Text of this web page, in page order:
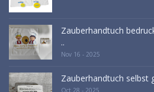
Zauberhandtuch
..
Nov 16 - 2025
Zauberhandtuch selbst
Oct 28 - 2025